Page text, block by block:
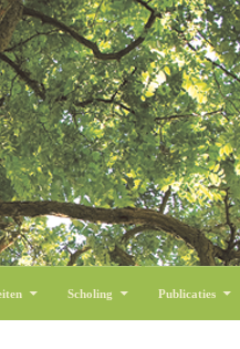
Scholing Publicaties